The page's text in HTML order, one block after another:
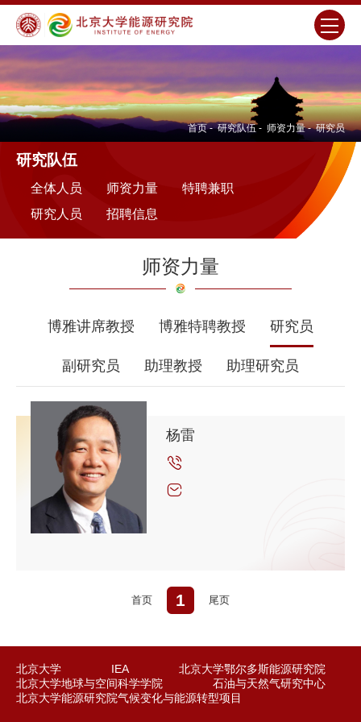
首页 - 研究队伍 - 师资力量 - 研究员
研究队伍
全体人员 师资力量
特聘兼职
研究人员
招聘信息
师资力量
博雅讲席教授 博雅特聘教授 研究员
副研究员 助理教授 助理研究员
杨雷
首页 1 尾页
北京大学 IEA
北京大学鄂尔多斯能源研究院
北京大学地球与空间科学学院
石油与天然气研究中心
北京大学能源研究院气候变化与能源转型项目